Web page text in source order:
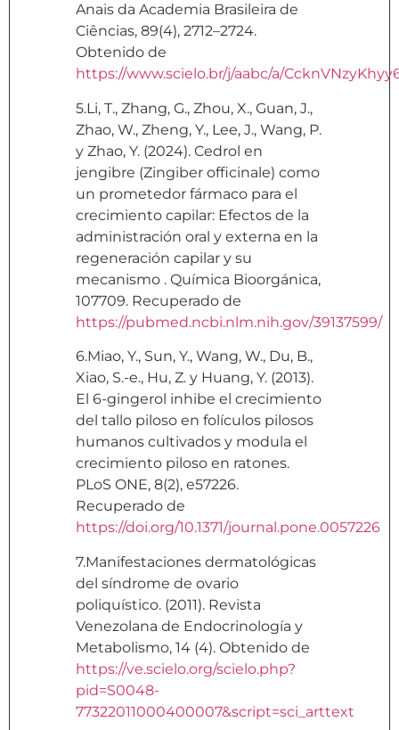
Anais da Academia Brasileira de
Ciências, 89(4), 2712–2724.
Obtenido de
https://www.scielo.br/j/aabc/a/
5.Li, T., Zhang, G., Zhou, X., Guan, J.,
Zhao, W., Zheng, Y., Lee, J., Wang, P.
y Zhao, Y. (2024). Cedrol en
jengibre (Zingiber officinale) como
un prometedor fármaco para el
crecimiento capilar: Efectos de la
administración oral y externa en la
regeneración capilar y su
mecanismo . Química Bioorgánica,
107709. Recuperado de
https://pubmed.ncbi.nlm.nih.gov/39137599/
6.Miao, Y., Sun, Y., Wang, W., Du, B.,
Xiao, S.-e., Hu, Z. y Huang, Y. (2013).
El 6-gingerol inhibe el crecimiento
del tallo piloso en folículos pilosos
humanos cultivados y modula el
crecimiento piloso en ratones.
PLoS ONE, 8(2), e57226.
Recuperado de
https://doi.org/10.1371/journal.pone.0057226
7.Manifestaciones dermatológicas
del síndrome de ovario
poliquístico. (2011). Revista
Venezolana de Endocrinología y
Metabolismo, 14 (4). Obtenido de
https://ve.scielo.org/scielo.php?
pid=S0048-
77322011000400007&script=sci_arttext